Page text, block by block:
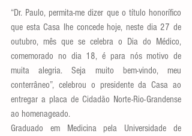
“Dr. Paulo, permita-me dizer que o título honorífico
que esta Casa lhe concede hoje, neste dia 27 de
outubro, mês que se celebra o Dia do Médico,
comemorado no dia 18, é para nós motivo de
muita alegria. Seja muito bem-vindo, meu
conterrâneo”, celebrou o presidente da Casa ao
entregar a placa de Cidadão Norte-Rio-Grandense
ao homenageado.
Graduado em Medicina pela Universidade de